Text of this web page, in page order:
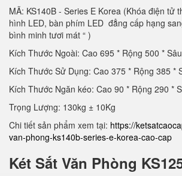
MÃ: KS140B - Series E Korea (Khóa điện tử
hình LED, bàn phím LED đẳng cấp hạng
bình minh tươi mát “ )
Kích Thước Ngoài: Cao 695 * Rộng 500 *
Kích Thước Sử Dụng: Cao 375 * Rộng 385 *
Kích Thước Ngăn kéo: Cao 90 * Rộng 290 *
Trọng Lượng: 130kg ± 10Kg
Chi tiết sản phẩm xem tại: https://
van-phong-ks140b-series-e-korea-cao-cap
Két Sắt Văn Phòng